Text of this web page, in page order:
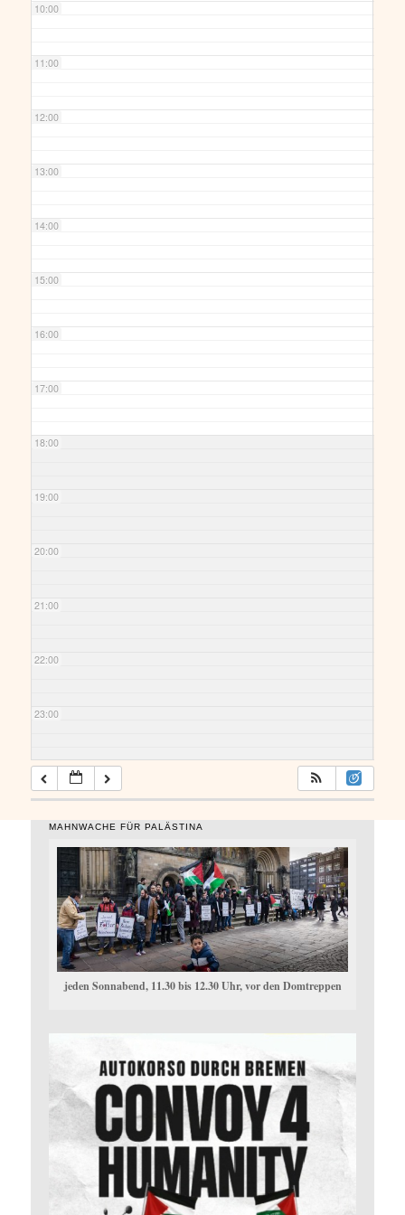
10:00
11:00
12:00
13:00
14:00
15:00
16:00
17:00
18:00
19:00
20:00
21:00
22:00
23:00
MAHNWACHE FÜR PALÄSTINA
jeden Sonnabend, 11.30 bis 12.30 Uhr, vor den Domtreppen